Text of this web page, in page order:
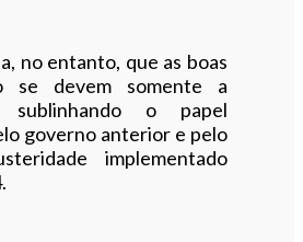
no entanto, que as boas
se devem somente a
sublinhando o papel
governo anterior e pelo
implementado